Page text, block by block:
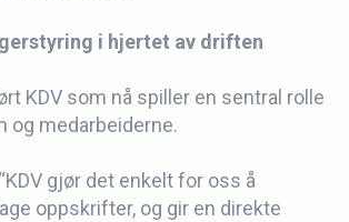
i hjertet av driften
KDV som nå spiller en sentral rolle
og medarbeiderne.
gjør det enkelt for oss å
oppskrifter, og gir en direkte